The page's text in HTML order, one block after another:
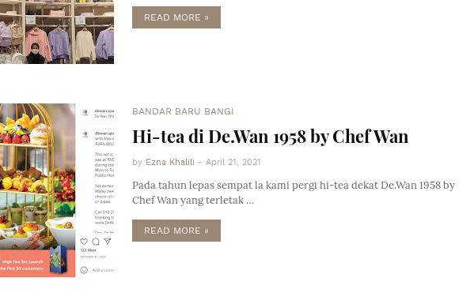
READ MORE »
BANDAR BARU BANGI
Hi-tea di De.Wan 1958 by Chef Wan
by Ezna Khalili - April 21, 2021
Pada tahun lepas sempat la kami pergi hi-tea dekat De.Wan 1958 by
Chef Wan yang terletak …
READ MORE »